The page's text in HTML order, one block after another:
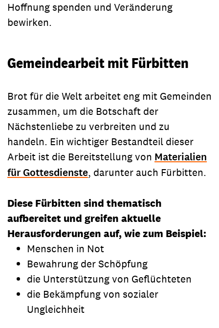
Hoffnung spenden und Veränderung
bewirken.
Gemeindearbeit mit Fürbitten
Brot für die Welt arbeitet eng mit Gemeinden
zusammen, um die Botschaft der
Nächstenliebe zu verbreiten und zu
handeln. Ein wichtiger Bestandteil dieser
Arbeit ist die Bereitstellung von Materialien
für Gottesdienste, darunter auch Fürbitten.
Diese Fürbitten sind thematisch
aufbereitet und greifen aktuelle
Herausforderungen auf, wie zum Beispiel:
Menschen in Not
Bewahrung der Schöpfung
die Unterstützung von Geflüchteten
die Bekämpfung von sozialer
Ungleichheit